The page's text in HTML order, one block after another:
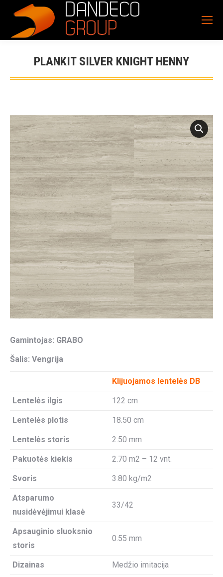
PLANKIT SILVER KNIGHT HENNY
Gamintojas: GRABO
Šalis: Vengrija
Klijuojamos lentelės DB
Lentelės ilgis 122 cm
Lentelės plotis 18.50 cm
Lentelės storis 2.50 mm
Pakuotės kiekis 2.70 m2 – 12 vnt.
Svoris 3.80 kg/m2
Atsparumo
nusidėvėjimui klasė
33/42
Apsauginio sluoksnio
storis
0.55 mm
Dizainas Medžio imitacija